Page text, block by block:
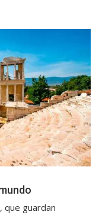
que guardan